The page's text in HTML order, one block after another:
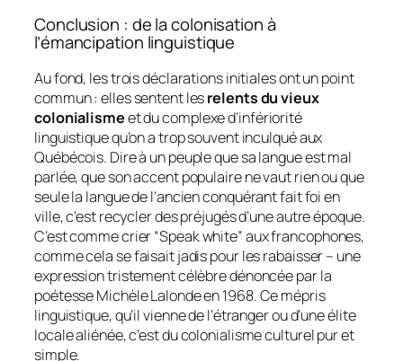
Conclusion : de la colonisation à
l’émancipation linguistique
Au fond, les trois déclarations initiales ont un point
commun : elles sentent lesrelents du vieux
colonialismeet du complexe d’infériorité
linguistique qu’on a trop souvent inculqué aux
Québécois. Dire à un peuple que sa langue est mal
parlée, que son accent populaire ne vaut rien ou que
seule la langue de l’ancien conquérant fait foi en
ville, c’est recycler des préjugés d’une autre époque.
C’est comme crier“Speak white”aux francophones,
comme cela se faisait jadis pour les rabaisser – une
expression tristement célèbre dénoncée par la
poétesse Michèle Lalonde en 1968. Ce mépris
linguistique, qu’il vienne de l’étranger ou d’une élite
locale aliénée,c’estdu colonialisme culturel pur et
simple.